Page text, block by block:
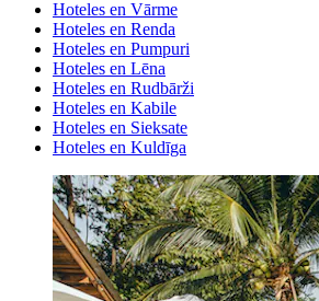
Hoteles en Vārme
Hoteles en Renda
Hoteles en Pumpuri
Hoteles en Lēna
Hoteles en Rudbārži
Hoteles en Kabile
Hoteles en Sieksate
Hoteles en Kuldīga